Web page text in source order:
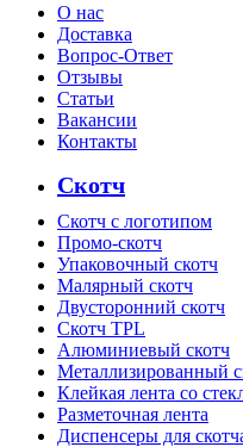
О нас
Доставка
Вопрос-Ответ
Отзывы
Статьи
Вакансии
Контакты
Скотч
Скотч с логотипом
Промо-скотч
Упаковочный скотч
Малярный скотч
Двусторонний скотч
Скотч TPL
Алюминиевый скотч
Металлизированный
Клейкая лента со
Разметочная лента
Диспенсеры для